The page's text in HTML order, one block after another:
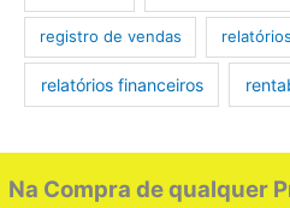
registro de vendas
relatórios financeiros
Na Compra de qualquer